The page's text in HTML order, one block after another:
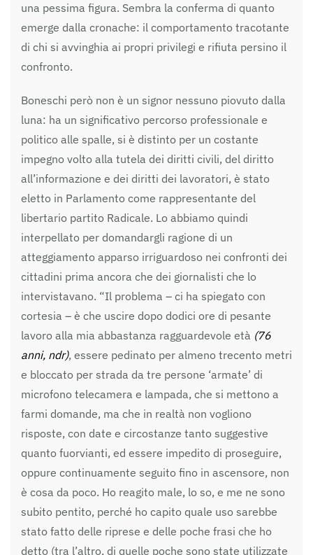
una pessima figura. Sembra la conferma di quanto
emerge dalla cronache: il comportamento tracotante
di chi si avvinghia ai propri privilegi e rifiuta persino il
confronto.
Boneschi però non è un signor nessuno piovuto dalla
luna: ha un significativo percorso professionale e
politico alle spalle, si è distinto per un costante
impegno volto alla tutela dei diritti civili, del diritto
all’informazione e dei diritti dei lavoratori, è stato
eletto in Parlamento come rappresentante del
libertario partito Radicale. Lo abbiamo quindi
interpellato per domandargli ragione di un
atteggiamento apparso irriguardoso nei confronti dei
cittadini prima ancora che dei giornalisti che lo
intervistavano. “Il problema – ci ha spiegato con
cortesia – è che uscire dopo dodici ore di pesante
lavoro alla mia abbastanza ragguardevole età (76
anni, ndr), essere pedinato per almeno trecento metri
e bloccato per strada da tre persone ‘armate’ di
microfono telecamera e lampada, che si mettono a
farmi domande, ma che in realtà non vogliono
risposte, con date e circostanze tanto suggestive
quanto fuorvianti, ed essere impedito di proseguire,
oppure continuamente seguito fino in ascensore, non
è cosa da poco. Ho reagito male, lo so, e me ne sono
subito pentito, perché ho capito quale uso sarebbe
stato fatto delle riprese e delle poche frasi che ho
detto (tra l’altro, di quelle poche sono state utilizzate